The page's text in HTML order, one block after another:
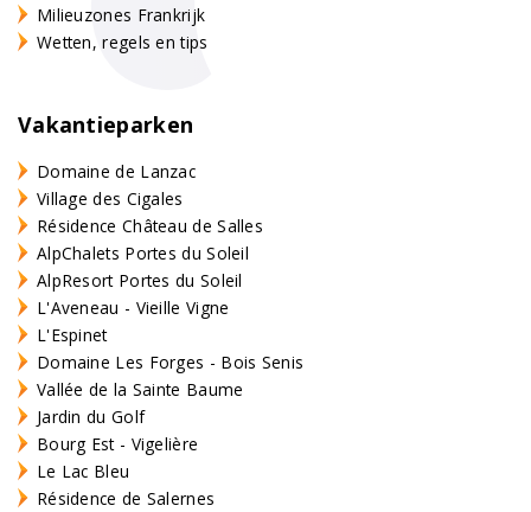
Milieuzones Frankrijk
Wetten, regels en tips
Vakantieparken
Domaine de Lanzac
Village des Cigales
Résidence Château de Salles
AlpChalets Portes du Soleil
AlpResort Portes du Soleil
L'Aveneau - Vieille Vigne
L'Espinet
Domaine Les Forges - Bois Senis
Vallée de la Sainte Baume
Jardin du Golf
Bourg Est - Vigelière
Le Lac Bleu
Résidence de Salernes